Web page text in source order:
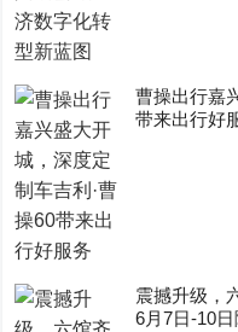
曹操出行嘉
带来出行好
震撼升级，
6月7日-10日